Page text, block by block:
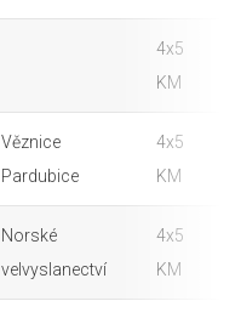
4x5
KM
Věznice
Pardubice
4x5
KM
Norské
velvyslanectví
4x5
KM